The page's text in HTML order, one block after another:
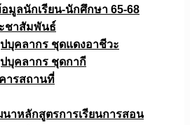
มูลนักเรียน-นักศึกษา 65-68
ชาสัมพันธ์
บุคลากร ชุดแดงอาชีวะ
บุคลากร ชุดกากี
ารสถานที่
าหลักสูตรการเรียนการสอน